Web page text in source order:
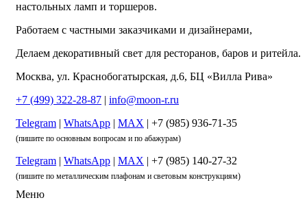
настольных ламп и торшеров.
Работаем с частными заказчиками и дизайнерами,
Делаем декоративный свет для ресторанов, баров и ритейла.
Москва, ул. Краснобогатырская, д.6, БЦ «Вилла Рива»
+7 (499) 322-28-87 | info@moon-r.ru
Telegram | WhatsApp | MAX | +7 (985) 936-71-35
(пишите по основным вопросам и по абажурам)
Telegram | WhatsApp | MAX | +7 (985) 140-27-32
(пишите по металлическим плафонам и световым конструкциям)
Меню